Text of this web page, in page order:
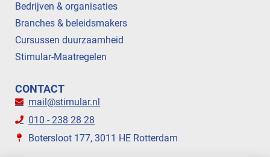
Bedrijven & organisaties
Branches & beleidsmakers
Cursussen duurzaamheid
Stimular-Maatregelen
CONTACT
mail@stimular.nl
010 - 238 28 28
Botersloot 177, 3011 HE Rotterdam